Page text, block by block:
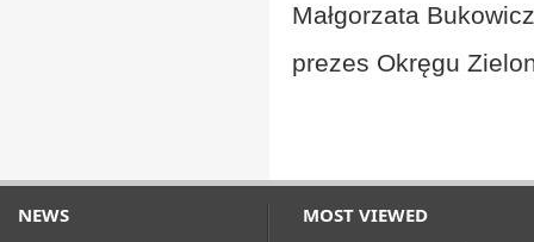
Małgorzata Bukowicz
prezes Okręgu
NEWS MOST VIEWED